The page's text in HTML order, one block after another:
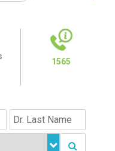
1565